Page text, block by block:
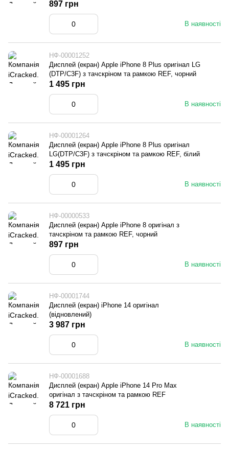
В наявності
897 грн
НФ-00001252
Дисплей (екран) Apple iPhone 8 Plus оригінал LG
(DTP/C3F) з тачскріном та рамкою REF, чорний
В наявності
1 495 грн
НФ-00001264
Дисплей (екран) Apple iPhone 8 Plus оригінал
LG(DTP/C3F) з тачскріном та рамкою REF, білий
В наявності
1 495 грн
НФ-00000533
Дисплей (екран) Apple iPhone 8 оригінал з
тачскріном та рамкою REF, чорний
В наявності
897 грн
НФ-00001744
Дисплей (екран) iPhone 14 оригінал
(відновлений)
В наявності
3 987 грн
НФ-00001688
Дисплей (екран) Apple iPhone 14 Pro Max
оригінал з тачскріном та рамкою REF
В наявності
8 721 грн